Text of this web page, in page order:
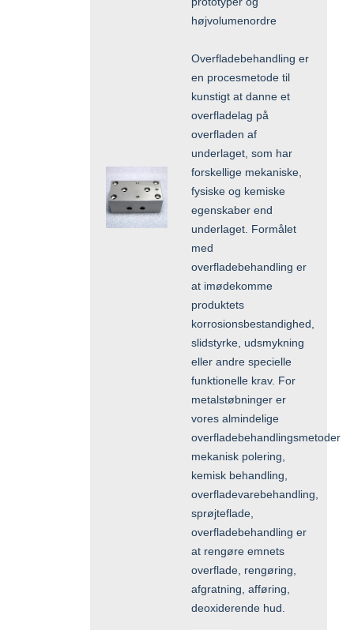
højvolumenordre
Overfladebehandling er
en procesmetode til
kunstigt at danne et
overfladelag på
overfladen af
underlaget, som har
forskellige mekaniske,
fysiske og kemiske
egenskaber end
underlaget. Formålet
med
overfladebehandling er
at imødekomme
produktets
korrosionsbestandighed,
slidstyrke, udsmykning
eller andre specielle
funktionelle krav. For
metalstøbninger er
vores almindelige
overfladebehandlingsmetoder
mekanisk polering,
kemisk behandling,
overfladevarebehandling,
sprøjteflade,
overfladebehandling er
at rengøre emnets
overflade, rengøring,
afgratning, afføring,
deoxiderende hud.